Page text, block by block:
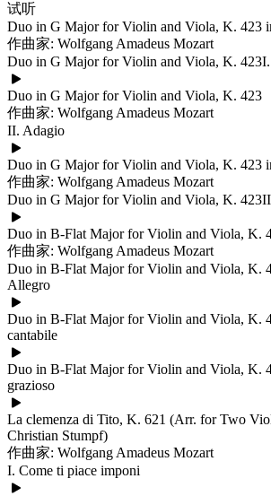
试听
Duo in G Major for Violin and Viola, K. 423
作曲家: Wolfgang Amadeus Mozart
Duo in G Major for Violin and Viola, K.
Duo in G Major for Violin and Viola, K. 423
作曲家: Wolfgang Amadeus Mozart
II. Adagio
Duo in G Major for Violin and Viola, K. 423
作曲家: Wolfgang Amadeus Mozart
Duo in G Major for Violin and Viola, K.
Duo in B-Flat Major for Violin and Viola, K.
作曲家: Wolfgang Amadeus Mozart
Duo in B-Flat Major for Violin and Viola, K.
Allegro
Duo in B-Flat Major for Violin and Viola, K.
cantabile
Duo in B-Flat Major for Violin and Viola, K.
grazioso
La clemenza di Tito, K. 621 (Arr. for Two
Christian Stumpf)
作曲家: Wolfgang Amadeus Mozart
I. Come ti piace imponi